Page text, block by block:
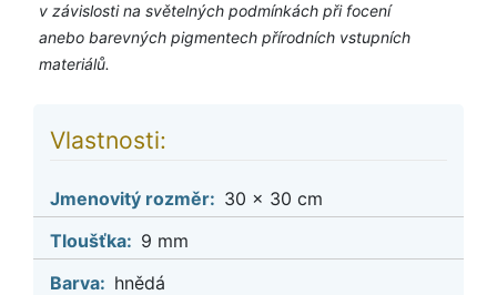
v závislosti na světelných podmínkách při focení
anebo barevných pigmentech přírodních vstupních
materiálů.
Vlastnosti:
Jmenovitý rozměr: 30 x 30 cm
Tloušťka: 9 mm
Barva: hnědá